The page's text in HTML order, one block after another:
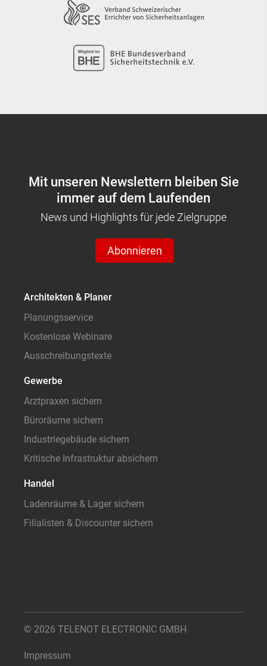
Mit unseren Newslettern bleiben Sie
immer auf dem Laufenden
News und Highlights für jede Zielgruppe
Abonnieren
Architekten & Planer
Planungsservice
Kostenlose Webinare
Ausschreibungstexte
Gewerbe
Arztpraxen sichern
Büroräume sichern
Industriegebäude sichern
Kritische Infrastruktur absichern
Handel
Ladenräume & Lager sichern
Filialisten & Discounter sichern
© 2026 TELENOT ELECTRONIC GMBH
Impressum